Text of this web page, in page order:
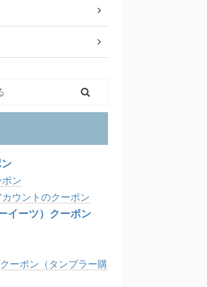
ン
ウントのクーポン
イーツ）クーポン
ーポン（タンブラー購